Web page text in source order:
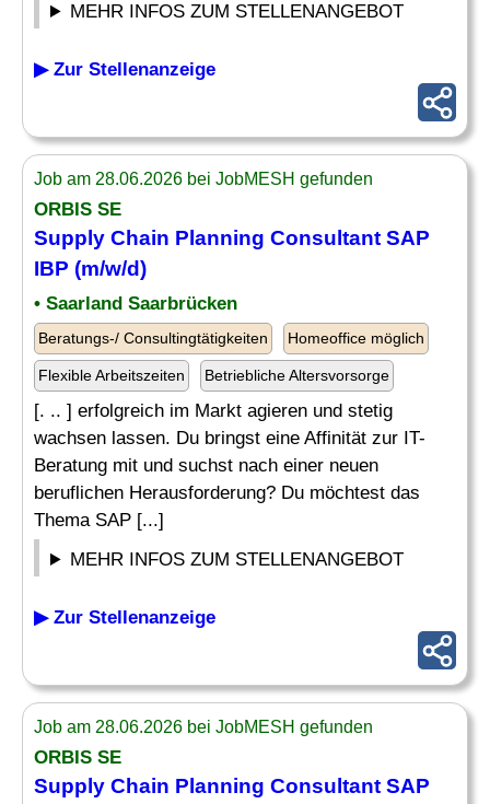
MEHR INFOS ZUM STELLENANGEBOT
▶ Zur Stellenanzeige
Job am 28.06.2026 bei JobMESH gefunden
ORBIS SE
Supply Chain Planning Consultant SAP
IBP (m/w/d)
• Saarland Saarbrücken
Beratungs-/ Consultingtätigkeiten Homeoffice möglich
Flexible Arbeitszeiten Betriebliche Altersvorsorge
[. .. ] erfolgreich im Markt agieren und stetig
wachsen lassen. Du bringst eine Affinität zur IT-
Beratung mit und suchst nach einer neuen
beruflichen Herausforderung? Du möchtest das
Thema SAP [...]
MEHR INFOS ZUM STELLENANGEBOT
▶ Zur Stellenanzeige
Job am 28.06.2026 bei JobMESH gefunden
ORBIS SE
Supply Chain Planning Consultant SAP